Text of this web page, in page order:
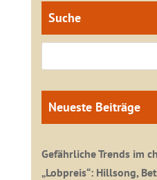
Suche
Neueste Beiträge
Gefährliche Trends im
„Lobpreis“: Hillsong,